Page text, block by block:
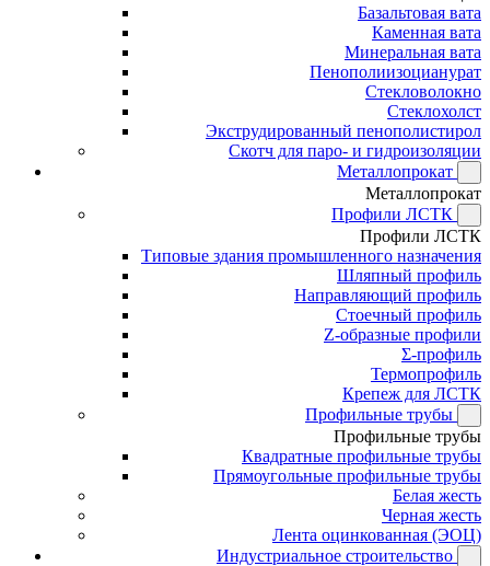
Базальтовая вата
Каменная вата
Минеральная вата
Пенополиизоцианурат
Стекловолокно
Стеклохолст
Экструдированный пенополистирол
Скотч для паро- и гидроизоляции
Металлопрокат
Металлопрокат
Профили ЛСТК
Профили ЛСТК
Типовые здания промышленного назначения
Шляпный профиль
Направляющий профиль
Стоечный профиль
Z-образные профили
Σ-профиль
Термопрофиль
Крепеж для ЛСТК
Профильные трубы
Профильные трубы
Квадратные профильные трубы
Прямоугольные профильные трубы
Белая жесть
Черная жесть
Лента оцинкованная (ЭОЦ)
Индустриальное строительство